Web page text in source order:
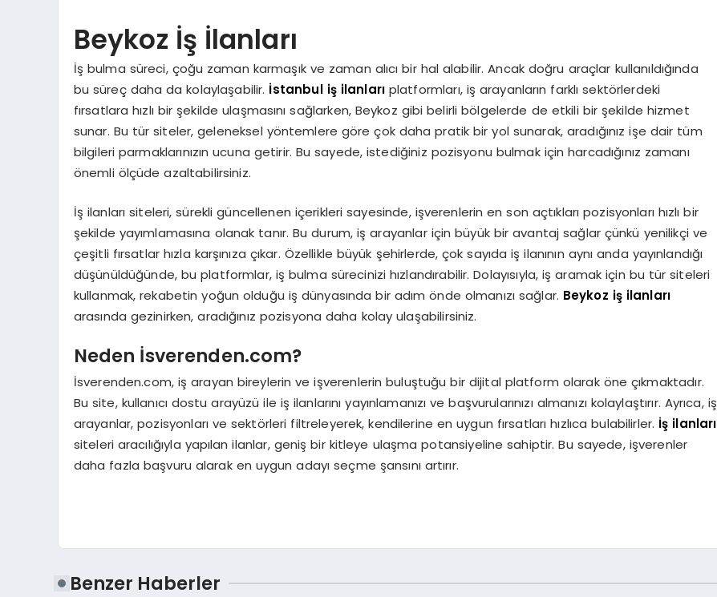
Beykoz İş İlanları
İş bulma süreci, çoğu zaman karmaşık ve zaman alıcı bir hal alabilir. Ancak doğru araçlar kullanıldığında
bu süreç daha da kolaylaşabilir. İstanbul iş ilanlarıplatformları, iş arayanların farklı sektörlerdeki
fırsatlara hızlı bir şekilde ulaşmasını sağlarken, Beykoz gibi belirli bölgelerde de etkili bir şekilde hizmet
sunar. Bu tür siteler, geleneksel yöntemlere göre çok daha pratik bir yol sunarak, aradığınız işe dair tüm
bilgileri parmaklarınızın ucuna getirir. Bu sayede, istediğiniz pozisyonu bulmak için harcadığınız zamanı
önemli ölçüde azaltabilirsiniz.
İş ilanları siteleri, sürekli güncellenen içerikleri sayesinde, işverenlerin en son açtıkları pozisyonları hızlı bir
şekilde yayımlamasına olanak tanır. Bu durum, iş arayanlar için büyük bir avantaj sağlar çünkü yenilikçi ve
çeşitli fırsatlar hızla karşınıza çıkar. Özellikle büyük şehirlerde, çok sayıda iş ilanının aynı anda yayınlandığı
düşünüldüğünde, bu platformlar, iş bulma sürecinizi hızlandırabilir. Dolayısıyla, iş aramak için bu tür siteleri
kullanmak, rekabetin yoğun olduğu iş dünyasında bir adım önde olmanızı sağlar. Beykoz iş ilanları
arasında gezinirken, aradığınız pozisyona daha kolay ulaşabilirsiniz.
Neden İsverenden.com?
İsverenden.com, iş arayan bireylerin ve işverenlerin buluştuğu bir dijital platform olarak öne çıkmaktadır.
Bu site, kullanıcı dostu arayüzü ile iş ilanlarını yayınlamanızı ve başvurularınızı almanızı kolaylaştırır. Ayrıca, iş
arayanlar, pozisyonları ve sektörleri filtreleyerek, kendilerine en uygun fırsatları hızlıca bulabilirler. İş ilanları
siteleri aracılığıyla yapılan ilanlar, geniş bir kitleye ulaşma potansiyeline sahiptir. Bu sayede, işverenler
daha fazla başvuru alarak en uygun adayı seçme şansını artırır.
Benzer Haberler